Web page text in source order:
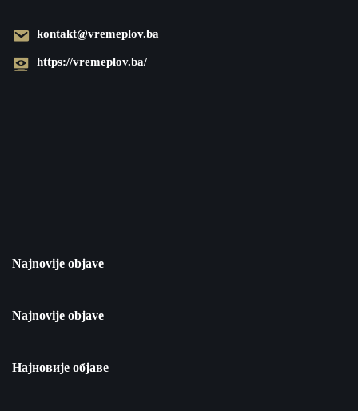
kontakt@vremeplov.ba
https://vremeplov.ba/
Najnovije objave
Najnovije objave
Најновије објаве